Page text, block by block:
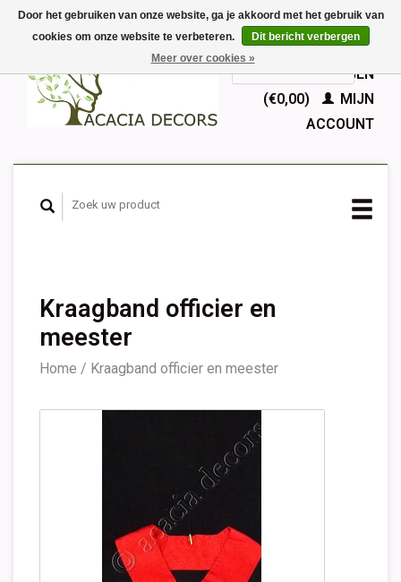
EUR
GBPNederlands
Deutsch
English
Français
WINKELWAGEN
(€0,00)
MIJN
ACCOUNT
Kraagband officier en
meester
Home / Kraagband officier en meester
Door het gebruiken van onze website, ga je akkoord met het gebruik van
cookies om onze website te verbeteren.
Dit bericht verbergen
Meer over cookies »